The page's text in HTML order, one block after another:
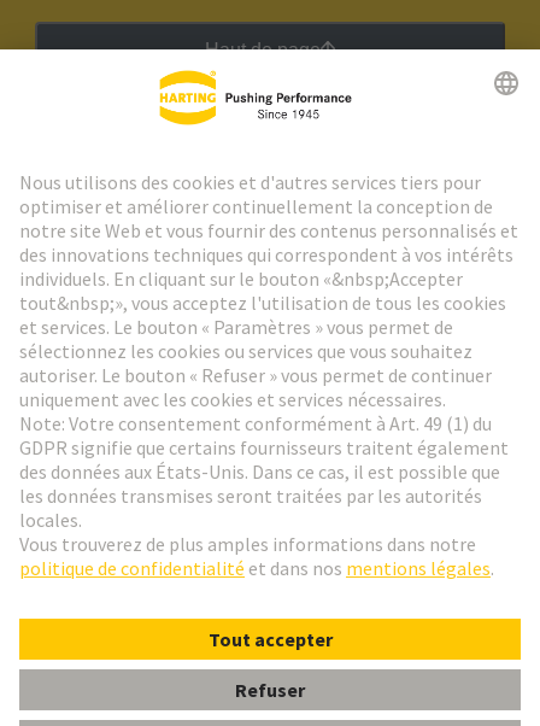
Haut de page
Aller à l'inscription
Social Media
Belgique Français
© HARTING Technology Group
ContactPolitique de confidentialité